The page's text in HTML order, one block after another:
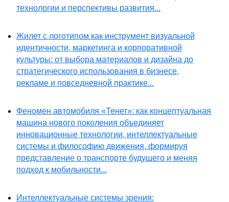
технологии и перспективы развития...
Жилет с логотипом как инструмент визуальной
идентичности, маркетинга и корпоративной
культуры: от выбора материалов и дизайна до
стратегического использования в бизнесе,
рекламе и повседневной практике...
Феномен автомобиля «Тенет»: как концептуальная
машина нового поколения объединяет
инновационные технологии, интеллектуальные
системы и философию движения, формируя
представление о транспорте будущего и меняя
подход к мобильности...
Интеллектуальные системы зрения: